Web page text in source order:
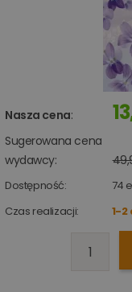
Nasza cena:
Sugerowana cena
wydawcy:
Dostępność: 74
Czas realizacji:
1-